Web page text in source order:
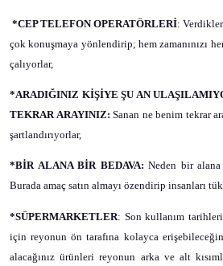
*CEP TELEFON OPERATÖRLERİ:
çok konuşmaya yönlendirip; hem zamanınızı
çalıyorlar,
*ARADIĞINIZ KİŞİYE ŞU AN
TEKRAR ARAYINIZ: Sanan ne benim tekrar
şartlandırıyorlar,
*BİR ALANA BİR BEDAVA:Neden bir alana
Burada amaç satın almayı özendirip insanları
*SÜPERMARKETLER: Son kullanım
için reyonun ön tarafına kolayca
alacağınız ürünleri reyonun arka ve alt